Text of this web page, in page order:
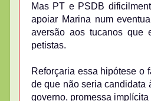
Mas PT e PSDB
apoiar Marina num
aversão aos tucanos que
petistas.
Reforçaria essa hipótese o
de que não seria candidata
governo, promessa